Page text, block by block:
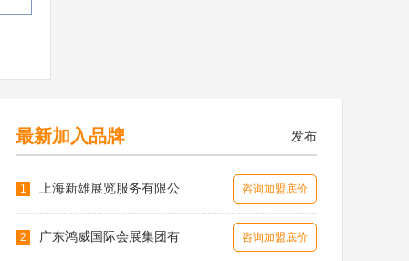
最新加入品牌 发布
1 上海新雄展览服务有限公 咨询加盟底价
2 广东鸿威国际会展集团有 咨询加盟底价